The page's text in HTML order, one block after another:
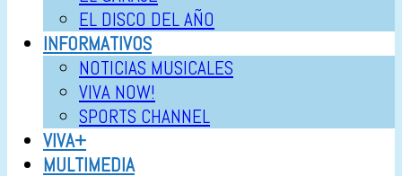
EL DISCO DEL AÑO
INFORMATIVOS
NOTICIAS MUSICALES
VIVA NOW!
SPORTS CHANNEL
VIVA+
MULTIMEDIA